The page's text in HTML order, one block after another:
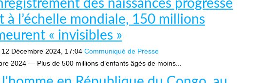
des naissances progresse
à l’échelle mondiale, 150 millions
« invisibles »
12 Décembre 2024, 17:04 Communiqué de Presse
2024 — Plus de 500 millions d’enfants âgés de moins...